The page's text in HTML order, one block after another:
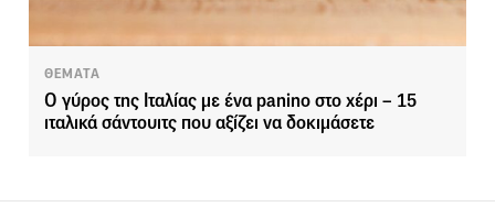
ΘΕΜΑΤΑ
Ο γύρος της Ιταλίας με ένα panino στο χέρι – 15
ιταλικά σάντουιτς που αξίζει να δοκιμάσετε